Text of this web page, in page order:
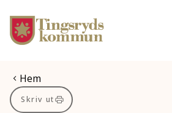
Gå till innehåll
Gå till huvudmeny
Du är här:
Hem
Skriv ut